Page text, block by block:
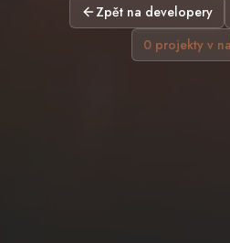
Zpět na developery
0 projekty v